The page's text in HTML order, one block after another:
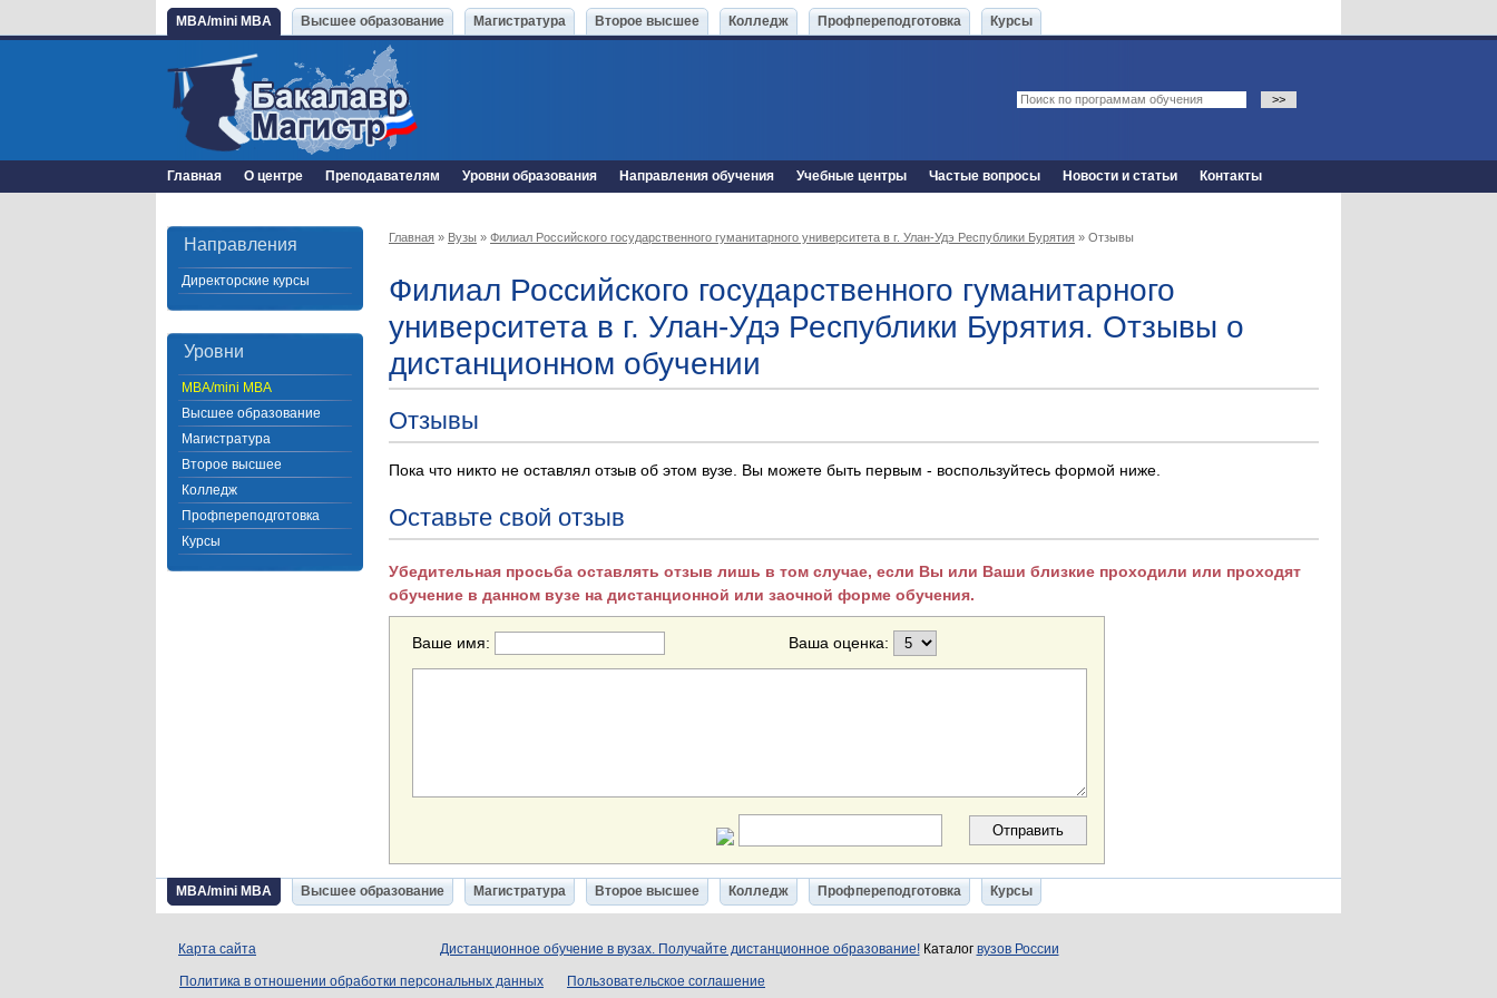
MBA/mini MBA Высшее образование Магистратура Второе высшее Колледж Профпереподготовка Курсы
Главная О центре Преподавателям Уровни образования Направления обучения Учебные центры Частые вопросы Новости и статьи Контакты
Направления
Директорские курсы
Уровни
MBA/mini MBA
Высшее образование
Магистратура
Второе высшее
Колледж
Профпереподготовка
Курсы
Главная » Вузы » Филиал Российского государственного гуманитарного университета в г. Улан-Удэ Республики Бурятия » Отзывы
Филиал Российского государственного гуманитарного
университета в г. Улан-Удэ Республики Бурятия. Отзывы о
дистанционном обучении
Отзывы
Пока что никто не оставлял отзыв об этом вузе. Вы можете быть первым - воспользуйтесь формой ниже.
Оставьте свой отзыв
Убедительная просьба оставлять отзыв лишь в том случае, если Вы или Ваши близкие проходили или проходят
обучение в данном вузе на дистанционной или заочной форме обучения.
Ваше имя: Ваша оценка:
MBA/mini MBA Высшее образование Магистратура Второе высшее Колледж Профпереподготовка Курсы
Карта сайта Дистанционное обучение в вузах. Получайте дистанционное образование!Каталог вузов России
Политика в отношении обработки персональных данных Пользовательское соглашение